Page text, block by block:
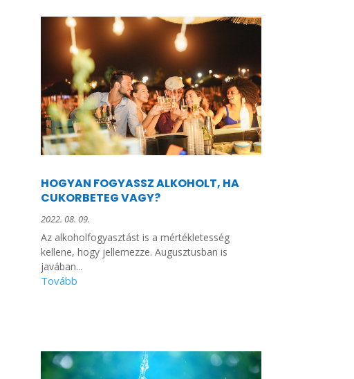
HOGYAN FOGYASSZ ALKOHOLT, HA
CUKORBETEG VAGY?
2022. 08. 09.
Az alkoholfogyasztást is a mértékletesség
kellene, hogy jellemezze. Augusztusban is
javában...